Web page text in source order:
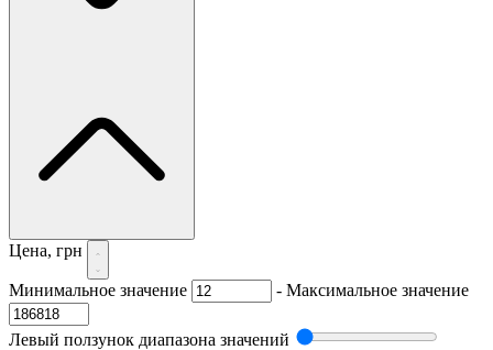
Цена, грн
Минимальное значение - Максимальное значение
Левый ползунок диапазона значений